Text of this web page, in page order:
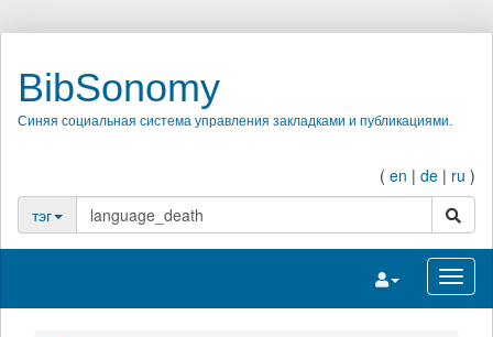
BibSonomy
Синяя социальная система управления закладками и публикациями.
( en | de | ru )
тэг
поиск
Переключить